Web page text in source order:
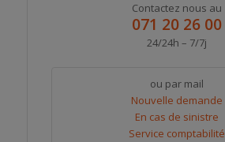
Contactez nous au
071 20 26 00
24/24h – 7/7j
ou par mail
Nouvelle demande
En cas de sinistre
Service comptabilité